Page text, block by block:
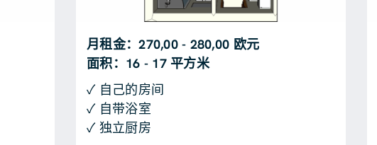
月租金：270,00 - 280,00 欧元
面积：16 - 17 平方米
✓ 自己的房间
✓ 自带浴室
✓ 独立厨房